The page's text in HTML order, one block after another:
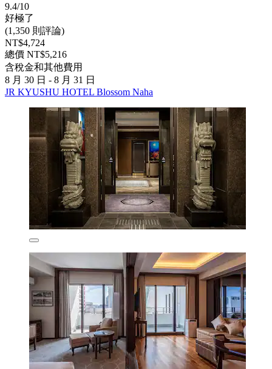
9.4/10
好極了
(1,350 則評論)
NT$4,724
總價 NT$5,216
含稅金和其他費用
8 月 30 日 - 8 月 31 日
JR KYUSHU HOTEL Blossom Naha